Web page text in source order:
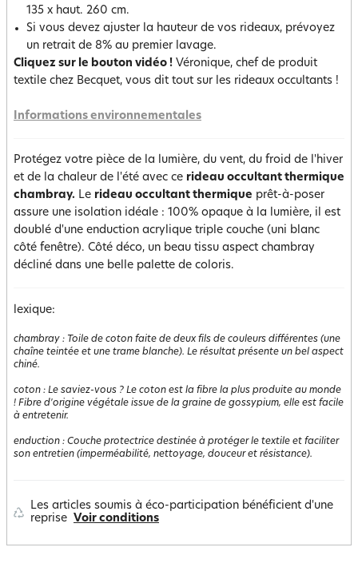
135 x haut. 260 cm.
Si vous devez ajuster la hauteur de vos rideaux, prévoyez
un retrait de 8% au premier lavage.
Cliquez sur le bouton vidéo ! Véronique, chef de produit
textile chez Becquet, vous dit tout sur les rideaux occultants !
Informations environnementales
Protégez votre pièce de la lumière, du vent, du froid de l'hiver
et de la chaleur de l'été avec ce rideau occultant thermique
chambray. Le rideau occultant thermique prêt-à-poser
assure une isolation idéale : 100% opaque à la lumière, il est
doublé d'une enduction acrylique triple couche (uni blanc
côté fenêtre). Côté déco, un beau tissu aspect chambray
décliné dans une belle palette de coloris.
lexique:
chambray : Toile de coton faite de deux fils de couleurs différentes (une
chaîne teintée et une trame blanche). Le résultat présente un bel aspect
chiné.
coton : Le saviez-vous ? Le coton est la fibre la plus produite au monde
! Fibre d'origine végétale issue de la graine de gossypium, elle est facile
à entretenir.
enduction : Couche protectrice destinée à protéger le textile et faciliter
son entretien (imperméabilité, nettoyage, douceur et résistance).
Les articles soumis à éco-participation bénéficient d'une
reprise Voir conditions